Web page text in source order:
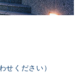
せください）